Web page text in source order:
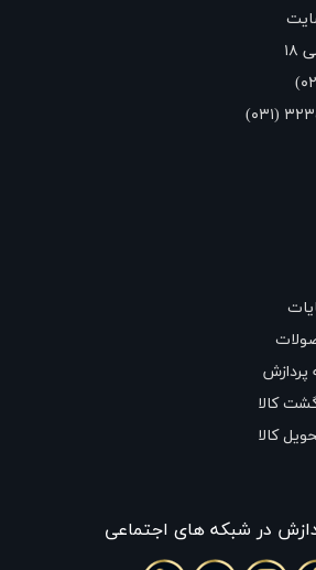
پردازش
کالا
کالا
در شبکه های اجتماعی